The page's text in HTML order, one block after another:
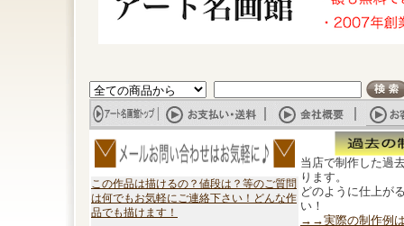
この作品は描けるの？値段は？等のご質問
は何でもお気軽にご連絡下さい！どんな作
品でも描けます！
当店で制作した過
ります。
どのように仕上が
い！
→→実際の制作例